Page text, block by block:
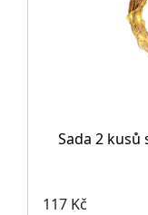
Sada 2 kusů
117 Kč